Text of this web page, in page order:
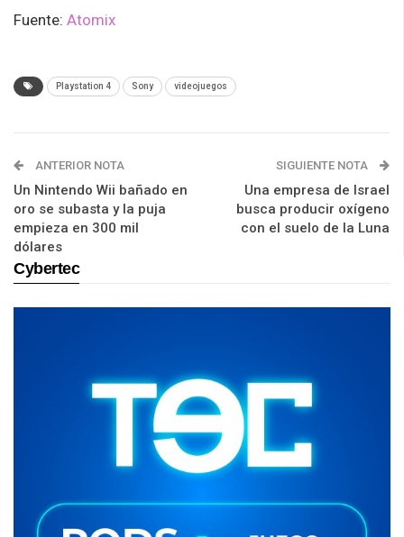
Fuente: Atomix
Playstation 4 Sony videojuegos
ANTERIOR NOTA
Un Nintendo Wii bañado en
oro se subasta y la puja
empieza en 300 mil
dólares
SIGUIENTE NOTA
Una empresa de Israel
busca producir oxígeno
con el suelo de la Luna
Cybertec